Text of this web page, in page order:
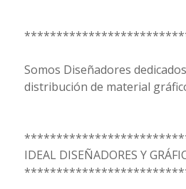
Somos Diseñadores
distribución de material
IDEAL DISEÑADORES Y